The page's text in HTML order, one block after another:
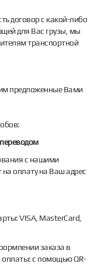
договор с какой-либо
для Вас грузы, мы
транспортной
предложенные Вами
с нашими
оплату на Ваш адрес
VISA, MasterCard,
заказа в
оплаты: с помощью QR-